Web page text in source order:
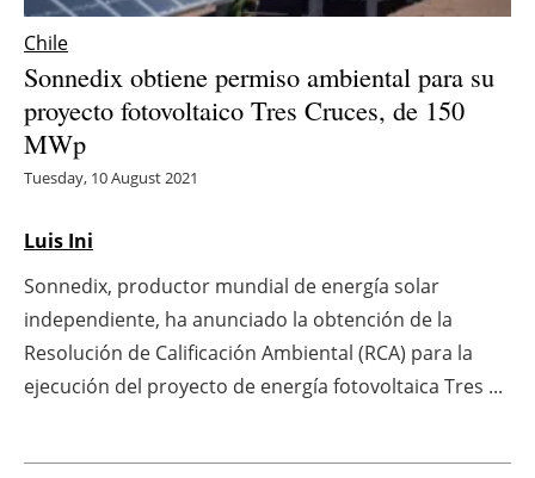
Electric/Hybrid
Directory
Jobs
Chile
Sonnedix obtiene permiso ambiental para su
proyecto fotovoltaico Tres Cruces, de 150
MWp
Tuesday, 10 August 2021
Luis Ini
Sonnedix, productor mundial de energía solar
independiente, ha anunciado la obtención de la
Resolución de Calificación Ambiental (RCA) para la
ejecución del proyecto de energía fotovoltaica Tres ...